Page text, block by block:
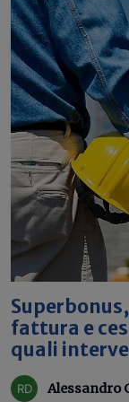
fattura e
quali
Alessandro